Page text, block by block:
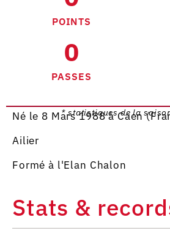
POINTS
0
PASSES
* statistiques de la
Né le 8 Mars 1988 à Caen
Ailier
Formé à l'Elan Chalon
Stats &